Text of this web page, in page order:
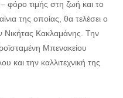
– φόρο τιμής στη ζωή και το
της οποίας, θα τελέσει ο
Κακλαμάνης. Την
Μπενακείου
και την καλλιτεχνική της